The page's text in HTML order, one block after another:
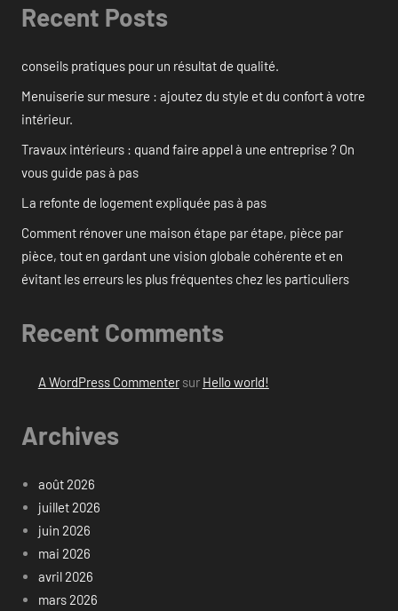
Recent Posts
conseils pratiques pour un résultat de qualité.
Menuiserie sur mesure : ajoutez du style et du confort à votre
intérieur.
Travaux intérieurs : quand faire appel à une entreprise ? On
vous guide pas à pas
La refonte de logement expliquée pas à pas
Comment rénover une maison étape par étape, pièce par
pièce, tout en gardant une vision globale cohérente et en
évitant les erreurs les plus fréquentes chez les particuliers
Recent Comments
A WordPress Commentersur Hello world!
Archives
août 2026
juillet 2026
juin 2026
mai 2026
avril 2026
mars 2026